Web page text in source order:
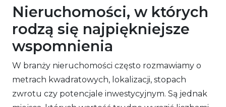
Nieruchomości, w których
rodzą się najpiękniejsze
wspomnienia
W branży nieruchomości często rozmawiamy o
metrach kwadratowych, lokalizacji, stopach
zwrotu czy potencjale inwestycyjnym. Są jednak